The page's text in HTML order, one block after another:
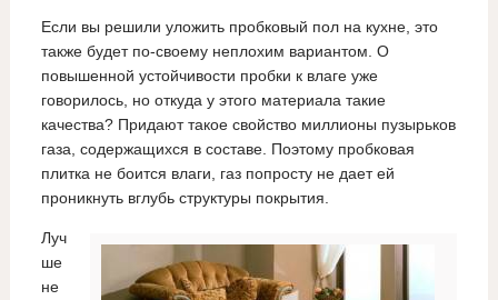
Если вы решили уложить пробковый пол на кухне, это
также будет по-своему неплохим вариантом. О
повышенной устойчивости пробки к влаге уже
говорилось, но откуда у этого материала такие
качества? Придают такое свойство миллионы пузырьков
газа, содержащихся в составе. Поэтому пробковая
плитка не боится влаги, газ попросту не дает ей
проникнуть вглубь структуры покрытия.
Луч
ше
не